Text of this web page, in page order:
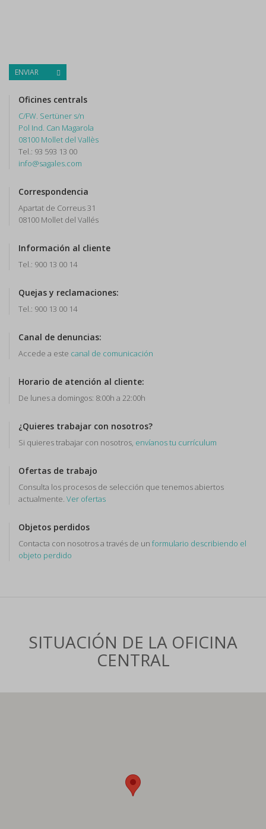
ENVIAR
Oficines centrals
C/FW. Sertüner s/n
Pol Ind. Can Magarola
08100 Mollet del Vallès
Tel.: 93 593 13 00
info@sagales.com
Correspondencia
Apartat de Correus 31
08100 Mollet del Vallés
Información al cliente
Tel.: 900 13 00 14
Quejas y reclamaciones:
Tel.: 900 13 00 14
Canal de denuncias:
Accede a este canal de comunicación
Horario de atención al cliente:
De lunes a domingos: 8:00h a 22:00h
¿Quieres trabajar con nosotros?
Si quieres trabajar con nosotros, envíanos tu currículum
Ofertas de trabajo
Consulta los procesos de selección que tenemos abiertos
actualmente. Ver ofertas
Objetos perdidos
Contacta con nosotros a través de un formulario describiendo el
objeto perdido
SITUACIÓN DE LA OFICINA
CENTRAL